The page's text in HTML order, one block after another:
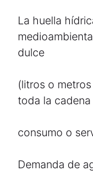
La huella
dulce
(litros o
toda la
consumo o
Demanda de